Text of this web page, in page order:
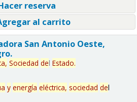
reserva
al carrito
San Antonio Oeste,
Sociedad del Estado.
y energía eléctrica, sociedad del